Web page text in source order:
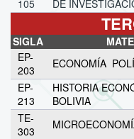
105
DE
SIGLA
EP-
203
ECONOMÍA
EP-
213
HISTORIA
BOLIVIA
TE-
303